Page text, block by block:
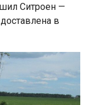
Ситроен —
в